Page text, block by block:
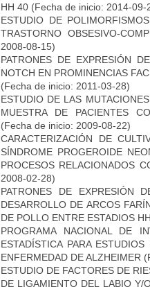
HH 40 (Fecha de inicio: 2014-09-
ESTUDIO DE
TRASTORNO OBSESIVO-
2008-08-15)
PATRONES DE EXPRESIÓN
NOTCH EN PROMINENCIAS
(Fecha de inicio: 2011-03-28)
ESTUDIO DE LAS
MUESTRA DE PACIENTES
(Fecha de inicio: 2009-08-22)
CARACTERIZACIÓN DE
SÍNDROME PROGEROIDE
PROCESOS RELACIONADOS
2008-02-28)
PATRONES DE EXPRESIÓN
DESARROLLO DE ARCOS
DE POLLO ENTRE ESTADIOS
PROGRAMA NACIONAL DE
ESTADÍSTICA PARA
ENFERMEDAD DE ALZHEIMER
ESTUDIO DE FACTORES DE
DE LIGAMIENTO DEL LABIO Y/